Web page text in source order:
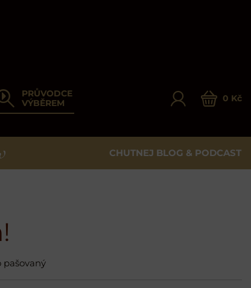
PRŮVODCE
VÝBĚREM
0 Kč
CHUTNEJ BLOG & PODCAST
pašovaný